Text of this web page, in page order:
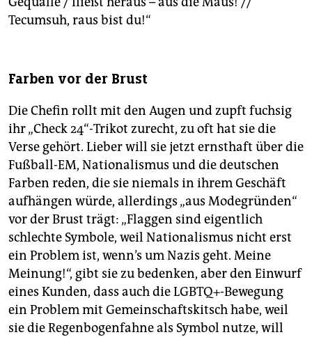
Tecumsuh, raus bist du!“
Farben vor der Brust
Die Chefin rollt mit den Augen und zupft fuchsig
ihr „Check 24“-Trikot zurecht, zu oft hat sie die
Verse gehört. Lieber will sie jetzt ernsthaft über die
Fußball-EM, Nationalismus und die deutschen
Farben reden, die sie niemals in ihrem Geschäft
aufhängen würde, allerdings „aus Modegründen“
vor der Brust trägt: „Flaggen sind eigentlich
schlechte Symbole, weil Nationalismus nicht erst
ein Problem ist, wenn’s um Nazis geht. Meine
Meinung!“, gibt sie zu bedenken, aber den Einwurf
eines Kunden, dass auch die LGBTQ+-Bewegung
ein Problem mit Gemeinschaftskitsch habe, weil
sie die Regenbogenfahne als Symbol nutze, will